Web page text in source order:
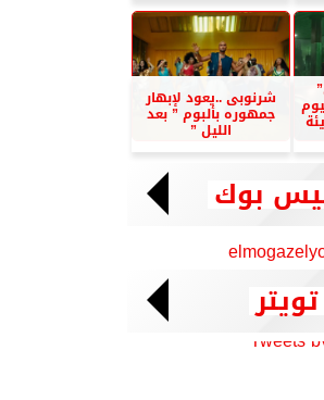
شرنوبى ..يعود لإبهار
جمهوره بألبوم ” بعد
الليل ”
بوك
تويتر
Tweets